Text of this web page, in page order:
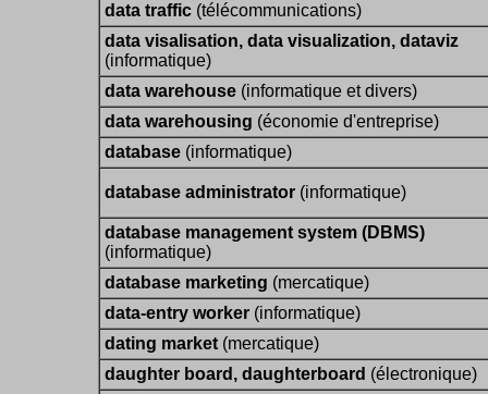
data traffic (télécommunications)
data visalisation, data visualization, dataviz
(informatique)
data warehouse (informatique et divers)
data warehousing (économie d'entreprise)
database (informatique)
database administrator (informatique)
database management system (DBMS)
(informatique)
database marketing (mercatique)
data-entry worker (informatique)
dating market (mercatique)
daughter board, daughterboard (électronique)